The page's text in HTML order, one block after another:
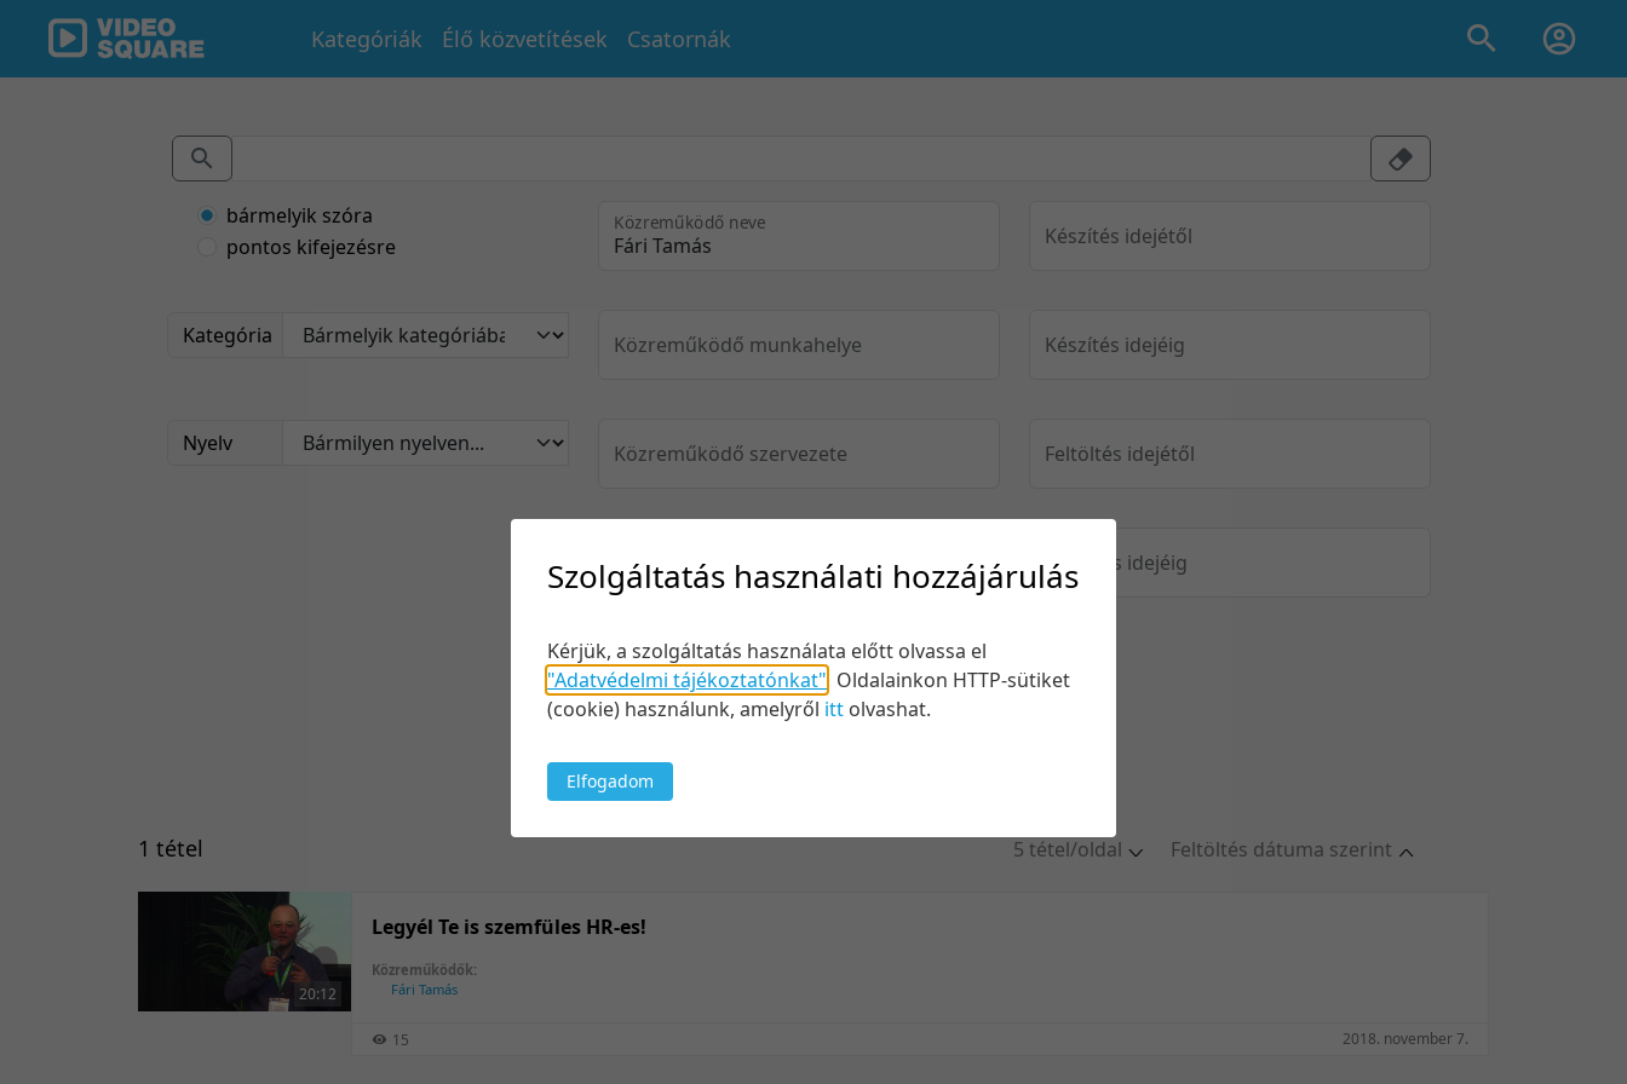
Kategóriák Élő közvetítések Csatornák
bármelyik szóra
pontos kifejezésre
Kategória
Nyelv
Közreműködő neve
Közreműködő munkahelye
Közreműködő szervezete
Készítés idejétől
Készítés idejéig
Feltöltés idejétől
Feltöltés idejéig
Keresés
Feltöltés dátuma szerint
Feltöltés dátuma szerint
1 tétel
5 tétel/oldal
20:12
Legyél Te is szemfüles HR-es!
Közreműködők:
Fári Tamás
15 2018. november 7.
Szolgáltatás használati hozzájárulás
Kérjük, a szolgáltatás használata előtt olvassa el
"Adatvédelmi tájékoztatónkat" Oldalainkon HTTP-sütiket
(cookie) használunk, amelyről itt olvashat.
Elfogadom